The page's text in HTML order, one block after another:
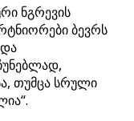
ნგრევის
ბევრს
თუმცა სრული